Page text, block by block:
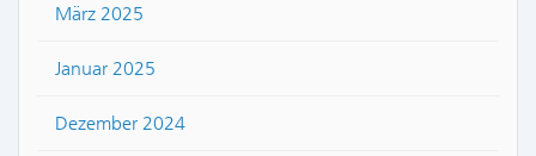
März 2025
Januar 2025
Dezember 2024